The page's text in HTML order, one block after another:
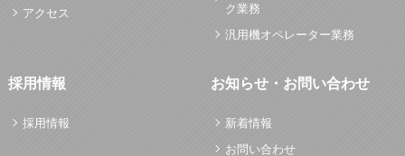
アクセス
ク業務
汎用機オペレーター業務
採用情報
採用情報
お知らせ・お問い合わせ
新着情報
お問い合わせ